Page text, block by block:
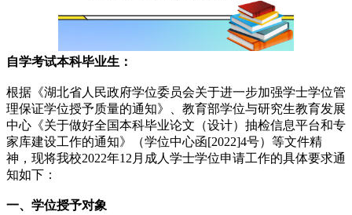
自学考试本科毕业生：
根据《湖北省人民政府学位委员会关于进一步加强学士学位管
理保证学位授予质量的通知》、教育部学位与研究生教育发展
中心《关于做好全国本科毕业论文（设计）抽检信息平台和专
家库建设工作的通知》（学位中心函[2022]4号）等文件精
神，现将我校2022年12月成人学士学位申请工作的具体要求通
知如下：
一、学位授予对象